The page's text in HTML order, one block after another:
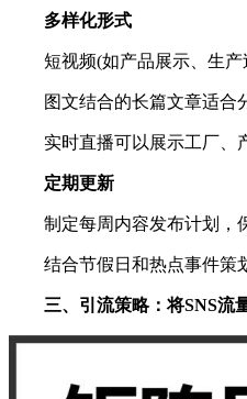
多样化形式
短视频(如产品展示、生产
图文结合的长篇文章适合分
实时直播可以展示工厂、产
定期更新
制定每周内容发布计划，保
结合节假日和热点事件策划
三、引流策略：将SNS流